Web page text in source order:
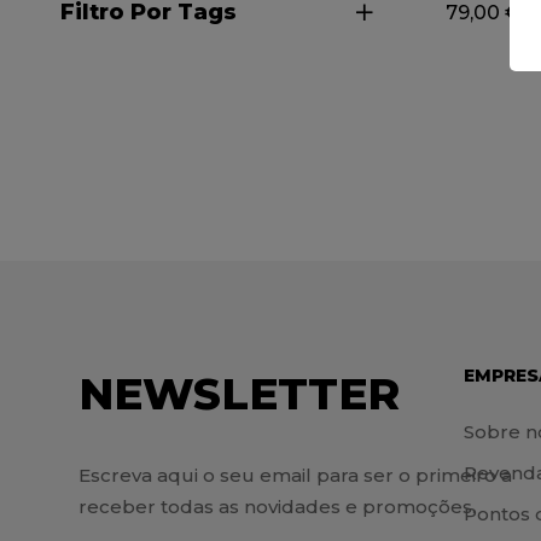
Filtro Por Tags
Ø 45MM
79,00 €
NEWSLETTER
Escreva aqui o seu email para ser o primeiro a
receber todas as novidades e promoções.
Sobre
Pontos